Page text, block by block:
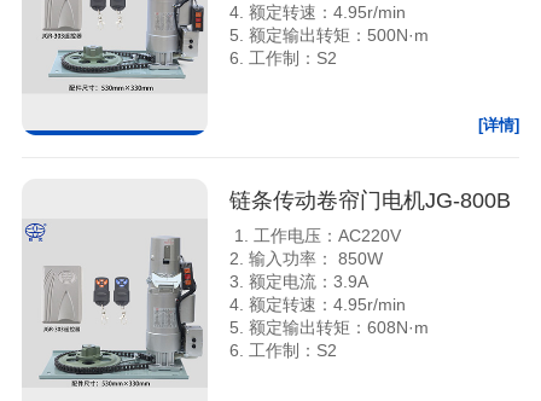
4. 额定转速：4.95r/min
5. 额定输出转矩：500N·m
6. 工作制：S2
[详情]
链条传动卷帘门电机JG-800B
1. 工作电压：AC220V
2. 输入功率： 850W
3. 额定电流：3.9A
4. 额定转速：4.95r/min
5. 额定输出转矩：608N·m
6. 工作制：S2